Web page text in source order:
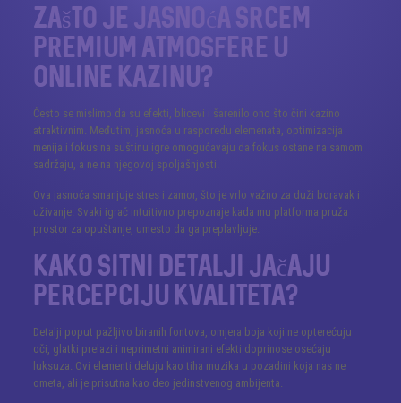
Zašto je jasnoća srcem
premium atmosfere u
online kazinu?
Često se mislimo da su efekti, blicevi i šarenilo ono što čini kazino
atraktivnim. Međutim, jasnoća u rasporedu elemenata, optimizacija
menija i fokus na suštinu igre omogućavaju da fokus ostane na samom
sadržaju, a ne na njegovoj spoljašnjosti.
Ova jasnoća smanjuje stres i zamor, što je vrlo važno za duži boravak i
uživanje. Svaki igrač intuitivno prepoznaje kada mu platforma pruža
prostor za opuštanje, umesto da ga preplavljuje.
Kako sitni detalji jačaju
percepciju kvaliteta?
Detalji poput pažljivo biranih fontova, omjera boja koji ne opterećuju
oči, glatki prelazi i neprimetni animirani efekti doprinose osećaju
luksuza. Ovi elementi deluju kao tiha muzika u pozadini koja nas ne
ometa, ali je prisutna kao deo jedinstvenog ambijenta.